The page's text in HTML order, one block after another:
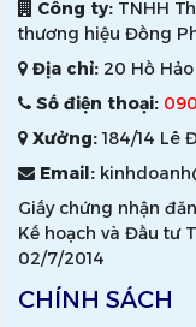
Công ty: TNHH
thương hiệu Đồng
Địa chỉ: 20 Hồ
Số điện thoại:
Xưởng:184/14 Lê
Email:
Giấy chứng nhận
Kế hoạch và Đầu tư
02/7/2014
CHÍNH SÁCH